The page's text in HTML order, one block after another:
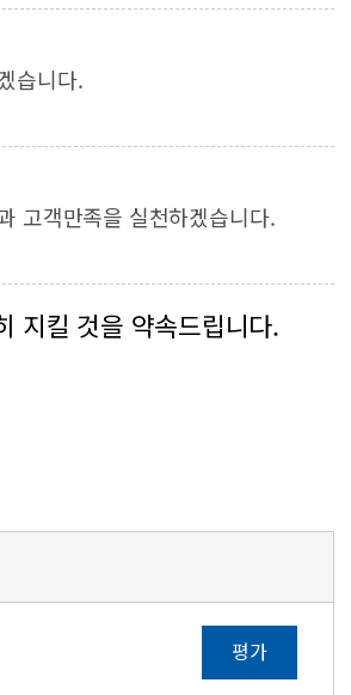
습니다.
고객만족을 실천하겠습니다.
지킬 것을 약속드립니다.
평가